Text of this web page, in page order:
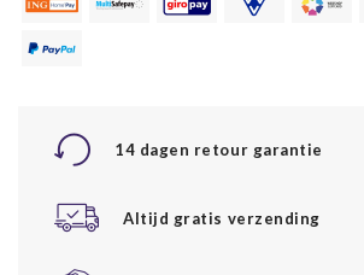
14 dagen retour garantie
Altijd gratis verzending